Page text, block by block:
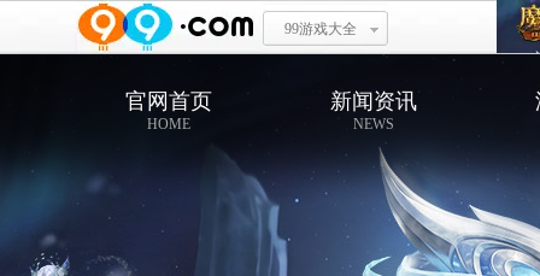
99游戏大全
官网首页
HOME
新闻资讯
NEWS